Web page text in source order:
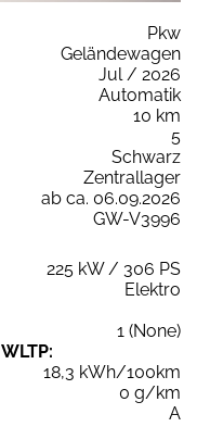
Pkw
Geländewagen
Jul / 2026
Automatik
10 km
5
Schwarz
Zentrallager
ab ca. 06.09.2026
GW-V3996
225 kW / 306 PS
Elektro
1 (None)
18,3 kWh/100km
0 g/km
A